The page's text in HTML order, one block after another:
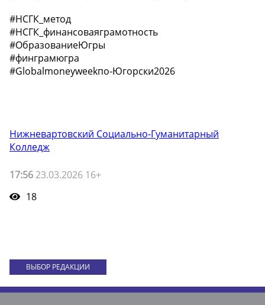
#НСГК_метод
#НСГК_финансоваяграмотность
#ОбразованиеЮгры
#финграмюгра
#Globalmoneyweekпо-Югорски2026
Нижневартовский Социально-Гуманитарный
Колледж
17:56 23.03.2026 16+
18
ВЫБОР РЕДАКЦИИ